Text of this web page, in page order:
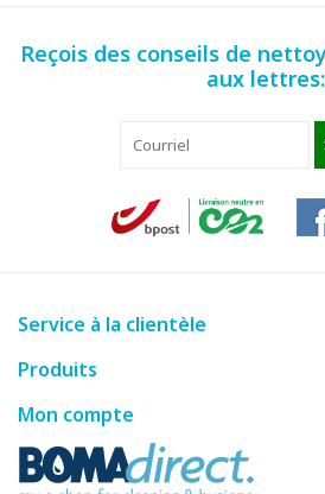
Reçois des conseils de
aux lettres:
Service à la clientèle
Produits
Mon compte